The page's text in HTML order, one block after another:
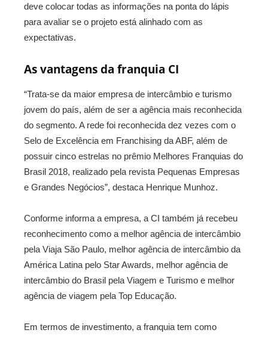
deve colocar todas as informações na ponta do lápis
para avaliar se o projeto está alinhado com as
expectativas.
As vantagens da franquia CI
“Trata-se da maior empresa de intercâmbio e turismo
jovem do país, além de ser a agência mais reconhecida
do segmento. A rede foi reconhecida dez vezes com o
Selo de Excelência em Franchising da ABF, além de
possuir cinco estrelas no prêmio Melhores Franquias do
Brasil 2018, realizado pela revista Pequenas Empresas
e Grandes Negócios”, destaca Henrique Munhoz.
Conforme informa a empresa, a CI também já recebeu
reconhecimento como a melhor agência de intercâmbio
pela Viaja São Paulo, melhor agência de intercâmbio da
América Latina pelo Star Awards, melhor agência de
intercâmbio do Brasil pela Viagem e Turismo e melhor
agência de viagem pela Top Educação.
Em termos de investimento, a franquia tem como